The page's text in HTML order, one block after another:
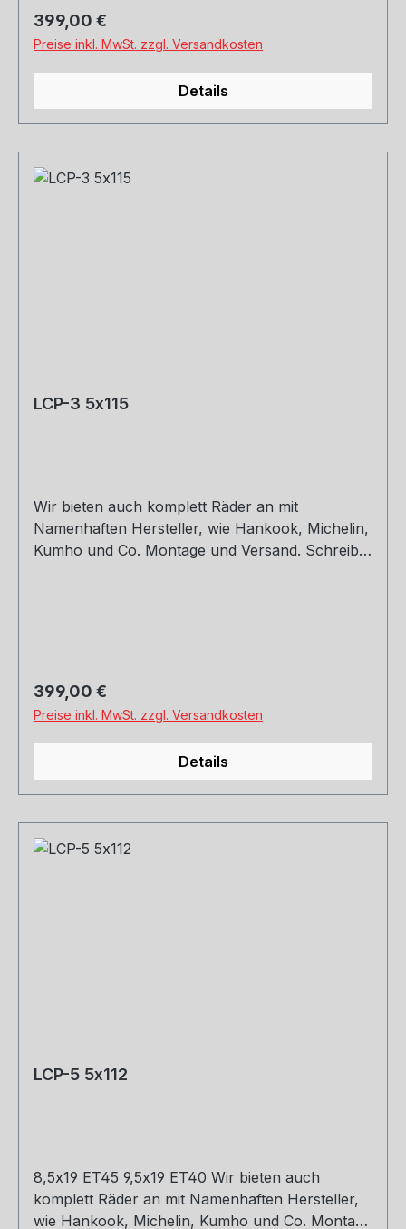
Regulärer Preis:
399,00 €
Preise inkl. MwSt. zzgl. Versandkosten
Details
LCP-3 5x115
Wir bieten auch komplett Räder an mit
Namenhaften Hersteller, wie Hankook, Michelin,
Kumho und Co. Montage und Versand. Schreibt
Regulärer Preis:
399,00 €
Preise inkl. MwSt. zzgl. Versandkosten
Details
LCP-5 5x112
8,5x19 ET45 9,5x19 ET40 Wir bieten auch
komplett Räder an mit Namenhaften Hersteller,
wie Hankook, Michelin, Kumho und Co. Montage